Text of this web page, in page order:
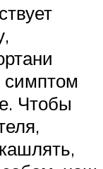
симптом
Чтобы